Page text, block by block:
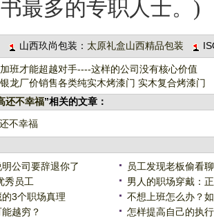
最多的专职人士。)
山西玖尚包装： 太原礼盒山西精品包装
班才能超越对手----这样的公司没有核心价值
龙厂价销售各类纯实木烤漆门 实木复合烤漆门
还不幸福”相关的文章：
不幸福
公司要辞退你了
员工发现老板偷看
秀员工
男人的职场穿戴：
3个职场真理
不想上班怎么办？
越穷？
怎样提高自己的执